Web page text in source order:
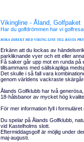
Vikingline - Åland, Golfpaket
Har du golfdrömmen har vi
BOKA DIREKT MED VIKING LINE TILL BÄSTA
Erkänn att du lockas av
parkliknande vyer och ett eller
Få saker går upp mot en runda på
tillsammans med sällskapliga
Det skulle i så fall vara
genom världens vackraste
Ålands Golfklubb har två
18-hålsbanor av mycket hög
För mer information fyll i formuläret
Du spelar på Ålands Golfklubb,
vid Kastelholms slott.
Eftermiddagsgolf är möjlig under
maj-augusti.